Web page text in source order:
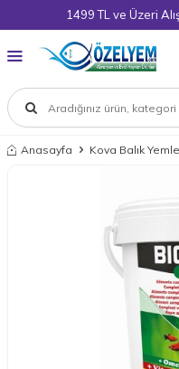
1499 TL ve Üzeri
Anasayfa Kova Balık